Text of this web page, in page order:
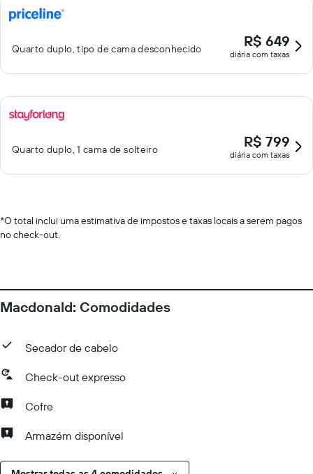
Quarto duplo, tipo de cama desconhecido R$ 649
diária com taxas
Quarto duplo, 1 cama de solteiro R$ 799
diária com taxas
*O total inclui uma estimativa de impostos e taxas locais a serem pagos
no check-out.
Macdonald: Comodidades
Secador de cabelo
Check-out expresso
Cofre
Armazém disponível